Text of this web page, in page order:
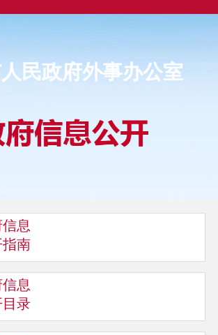
民政府外事办公室
息
南
息
录